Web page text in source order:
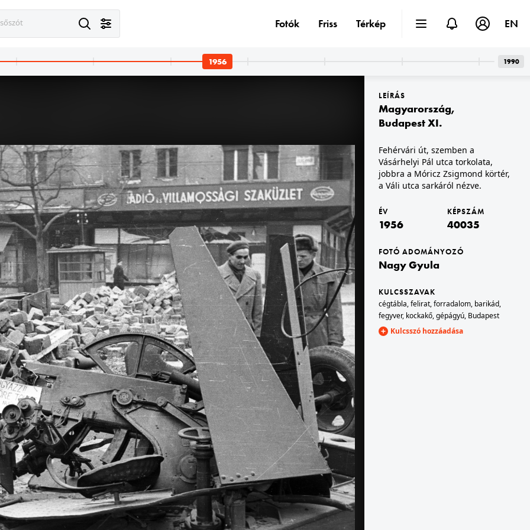
· Budapest VIII.
tér.
1956 · Budapest V.
Fővám (Dimitrov) tér, Georgi Dimitrov mellszobra.
1956 · Budapest VIII.,Budapest IX.
Kálvin tér a Ráday utca torkolatából nézve.
Budapest VIII.,Budapest V.
tér a Kecskeméti utca felé nézve.
1956 · Budapest VIII.
Kálvin tér a Múzeum körút felé nézve.
1956 · Budapest VIII.,Budapest V.
Kálvin tér a Múzeum körút felé nézve.
Budapest VIII.,Budapest V.
balra a Kecskeméti utca, jobbra a Múzeum körút.
1956 · Budapest VIII.,Budapest V.
Kálvin tér a Múzeum körút felé nézve.
1956 · Budapest VIII.,Budapest V.
Kálvin tér a Múzeum körút felé nézve.
LEÍRÁS
Magyarország,
Budapest XI.
Fehérvári út, szemben a
Vásárhelyi Pál utca torkolata,
jobbra a Móricz Zsigmond körtér,
a Váli utca sarkáról nézve.
ÉV
1956
KÉPSZÁM
40035
FOTÓ ADOMÁNYOZÓ
Nagy Gyula
KULCSSZAVAK
cégtábla,felirat,forradalom, barikád,
fegyver, kockakő,gépágyú, Budapest
Kulcsszó hozzáadása
Fotók Friss Térkép EN
1990
1956